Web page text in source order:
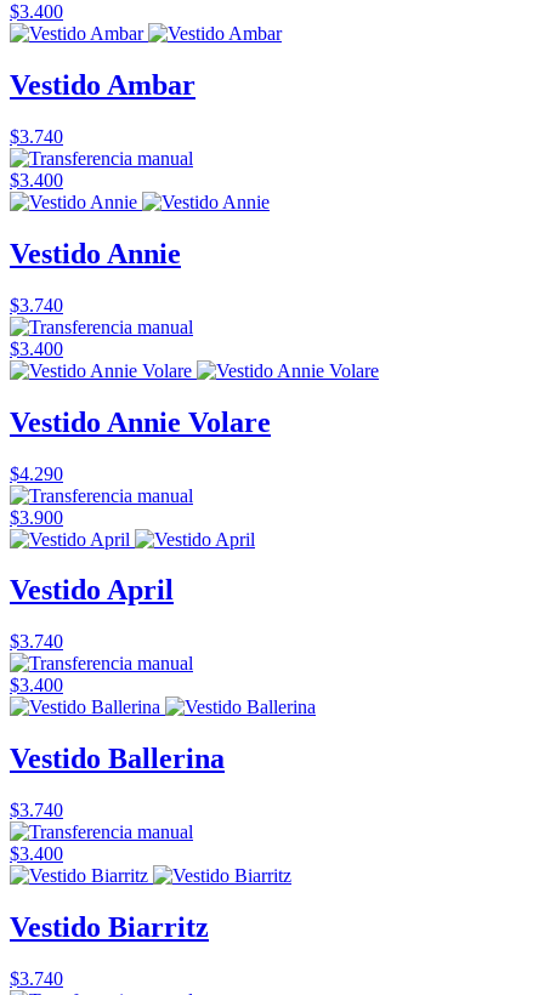
$3.400
Vestido Ambar
$3.740
$3.400
Vestido Annie
$3.740
$3.400
Vestido Annie Volare
$4.290
$3.900
Vestido April
$3.740
$3.400
Vestido Ballerina
$3.740
$3.400
Vestido Biarritz
$3.740